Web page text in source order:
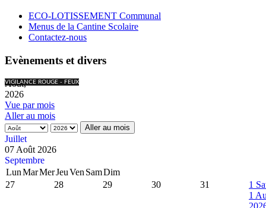
ECO-LOTISSEMENT Communal
Menus de la Cantine Scolaire
Contactez-nous
Evènements et divers
VIGILANCE ROUGE - FEUX
Août,
2026
Vue par mois
Aller au mois
Aller au mois
Juillet
07 Août 2026
Septembre
LunMarMerJeuVen SamDim
27
28 29 30 31 1
1